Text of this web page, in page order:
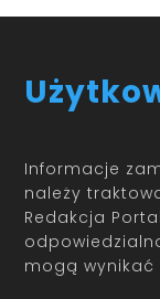
Informacje
należy
Redakcja
mogą wynikać